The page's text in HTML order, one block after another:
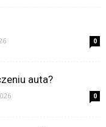
0
auta?
0